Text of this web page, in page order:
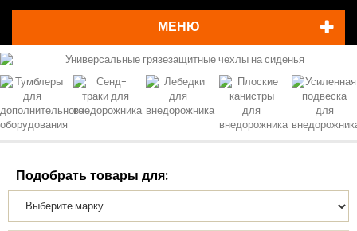
МЕНЮ
Подобрать товары для: